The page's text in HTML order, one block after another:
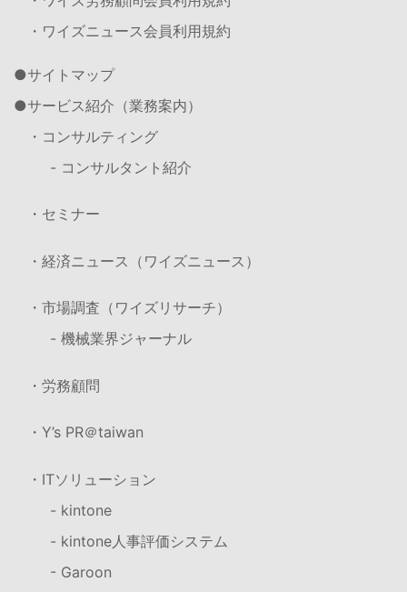
・ワイズニュース会員利用規約
サイトマップ
サービス紹介（業務案内）
・コンサルティング
- コンサルタント紹介
・セミナー
・経済ニュース（ワイズニュース）
・市場調査（ワイズリサーチ）
- 機械業界ジャーナル
・労務顧問
・Y’s PR＠taiwan
・ITソリューション
- kintone
- kintone人事評価システム
- Garoon